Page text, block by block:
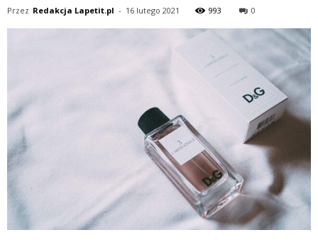
Przez Redakcja Lapetit.pl - 16 lutego 2021 993 0